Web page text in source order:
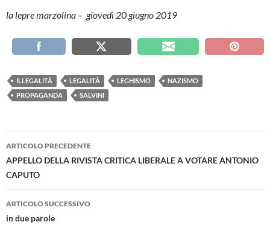
la lepre marzolina – giovedì 20 giugno 2019
ILLEGALITÀ LEGALITÀ LEGHISMO
NAZISMO
PROPAGANDA
SALVINI
Navigazione
articolo
ARTICOLO PRECEDENTE
APPELLO DELLA RIVISTA CRITICA LIBERALE A VOTARE ANTONIO
CAPUTO
ARTICOLO SUCCESSIVO
in due parole